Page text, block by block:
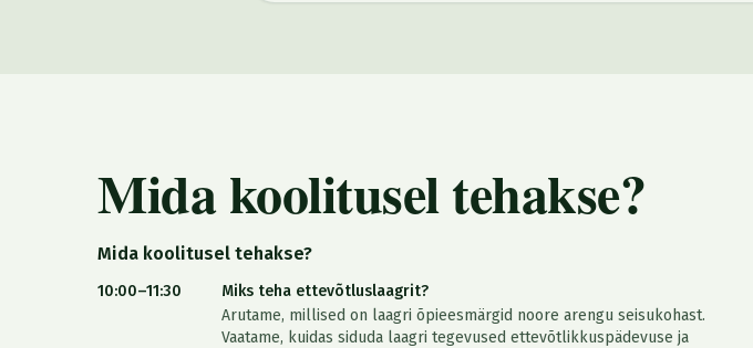
Mida koolitusel tehakse?
Mida koolitusel tehakse?
10:00–11:30
Miks teha ettevõtluslaagrit?
Arutame, millised on laagri õpieesmärgid noore arengu seisukohast.
Vaatame, kuidas siduda laagri tegevused ettevõtlikkuspädevuse ja